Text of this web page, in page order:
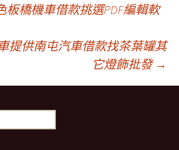
板橋機車借款挑選PDF編輯軟
提供南屯汽車借款找茶葉罐其
它燈飾批發 →